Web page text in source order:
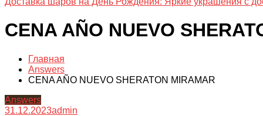
CENA AÑO NUEVO
Главная
Answers
CENA AÑO NUEVO SHERATON MIRAMAR
Answers
31.12.2023admin